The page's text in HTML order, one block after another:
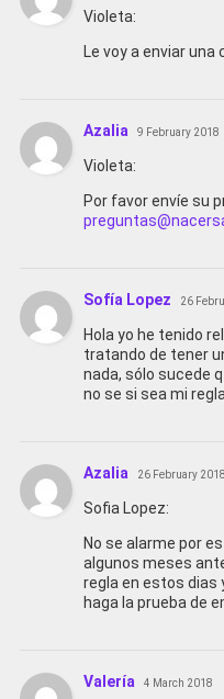
Violeta:
Le voy a enviar una
Azalia 9 February 2018
Violeta:
Por favor envíe su
Sofía Lopez 26
Hola yo he tenido
tratando de tener
nada, sólo sucede
no se si sea mi
Azalia 26 February 2018
Sofia Lopez:
No se alarme por
algunos meses
regla en estos dias
haga la prueba de
Valería 4 March 2018